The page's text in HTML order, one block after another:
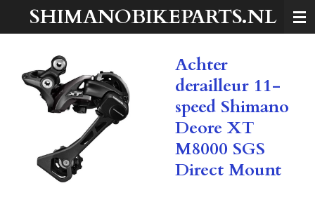
hoofdinhoud
SHIMANOBIKEPARTS.NL
Achter
derailleur 11-
speed Shimano
Deore XT
M8000 SGS
Direct Mount